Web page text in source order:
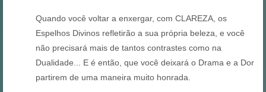
Quando você voltar a enxergar, com CLAREZA, os
Espelhos Divinos refletirão a sua própria beleza, e você
não precisará mais de tantos contrastes como na
Dualidade... E é então, que você deixará o Drama e a Dor
partirem de uma maneira muito honrada.